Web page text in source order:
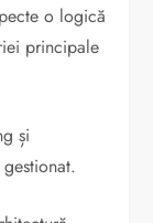
o logică
principale
și